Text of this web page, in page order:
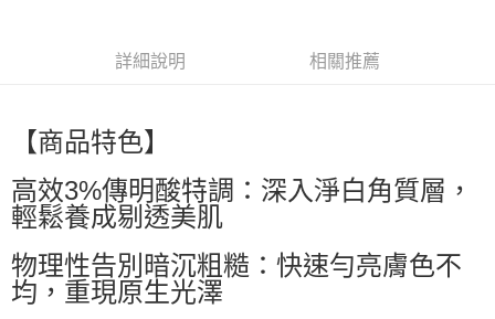
萊爾富取貨付款
每筆NT$60，滿NT$599(含以上)免運費
付款後萊爾富取貨
每筆NT$60，滿NT$599(含以上)免運費
7-11付款取貨
詳細說明 相關推薦
【商品特色】
高效3%傳明酸特調：深入淨白角質層，
輕鬆養成剔透美肌
物理性告別暗沉粗糙：快速勻亮膚色不
均，重現原生光澤